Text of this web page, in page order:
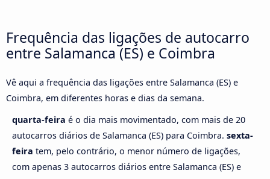
Frequência das ligações de autocarro
entre Salamanca (ES) e Coimbra
Vê aqui a frequência das ligações entre Salamanca (ES) e
Coimbra, em diferentes horas e dias da semana.
quarta-feira é o dia mais movimentado, com mais de 20
autocarros diários de Salamanca (ES) para Coimbra. sexta-
feira tem, pelo contrário, o menor número de ligações,
com apenas 3 autocarros diários entre Salamanca (ES) e